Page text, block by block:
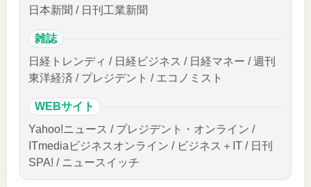
日本新聞 / 日刊工業新聞
雑誌
日経トレンディ / 日経ビジネス / 日経マネー / 週刊
東洋経済 / プレジデント / エコノミスト
WEBサイト
Yahoo!ニュース / プレジデント・オンライン /
ITmediaビジネスオンライン / ビジネス＋IT / 日刊
SPA! / ニュースイッチ